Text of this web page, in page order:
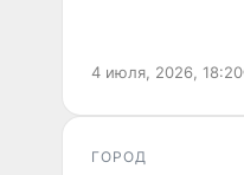
4 июля, 2026, 18:20
ГОРОД